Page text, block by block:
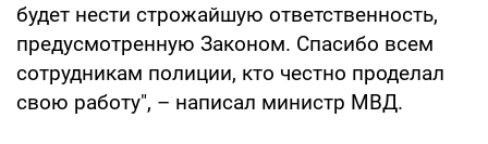
будет нести строжайшую ответственность,
предусмотренную Законом. Спасибо всем
сотрудникам полиции, кто честно проделал
свою работу", – написал министр МВД.